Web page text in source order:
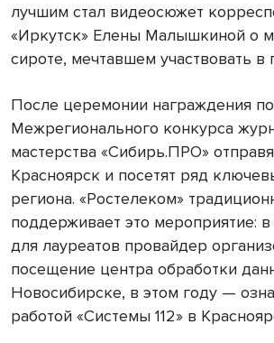
лучшим стал видеосюжет
«Иркутск» Елены Малышкиной о
сироте, мечтавшем участвовать
После церемонии награждения
Межрегионального конкурса
мастерства «Сибирь.ПРО»
Красноярск и посетят ряд
региона. «Ростелеком»
поддерживает это мероприятие:
для лауреатов провайдер
посещение центра обработки
Новосибирске, в этом году —
работой «Системы 112» в